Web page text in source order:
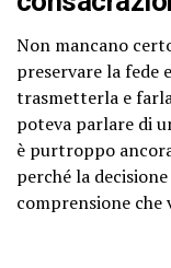
Non mancano
preservare la fede
trasmetterla e
poteva parlare di
è purtroppo
perché la
comprensione